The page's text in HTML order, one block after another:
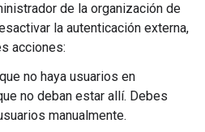
de la organización de
la autenticación externa,
acciones:
no haya usuarios en
no deban estar allí. Debes
manualmente.